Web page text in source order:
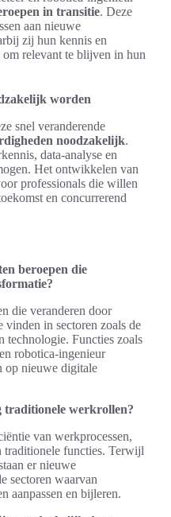
in transitie. Deze
aan nieuwe
zij hun kennis en
relevant te blijven in hun
worden
snel veranderende
noodzakelijk.
data-analyse en
Het ontwikkelen van
professionals die willen
en concurrerend
beroepen die
die veranderen door
in sectoren zoals de
technologie. Functies zoals
robotica-ingenieur
op nieuwe digitale
traditionele werkrollen?
van werkprocessen,
traditionele functies. Terwijl
er nieuwe
sectoren waarvan
aanpassen en bijleren.